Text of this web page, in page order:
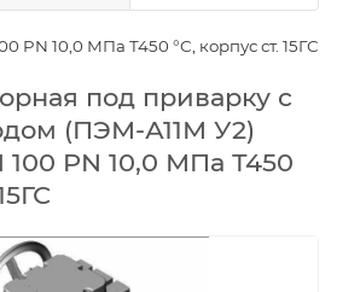
PN 10,0 МПа Т450 °С, корпус ст. 15ГС
под приварку с
(ПЭМ-А11М У2)
100 PN 10,0 МПа Т450